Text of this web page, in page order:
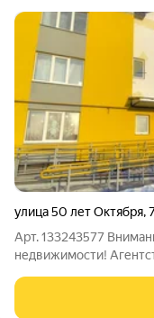
улица 50 лет Октября,
Арт. 133243577
недвижимости!
земельного участка.
сопровождение